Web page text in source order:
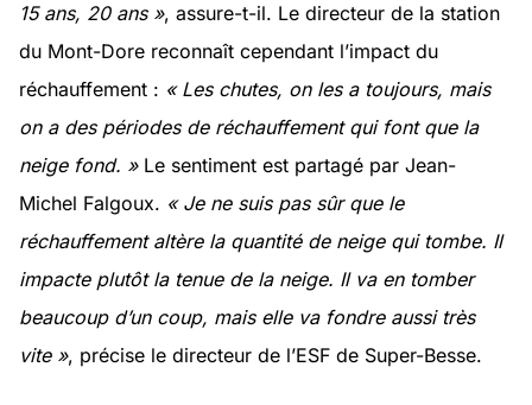
15 ans, 20 ans », assure-t-il. Le directeur de la station
du Mont-Dore reconnaît cependant l’impact du
réchauffement : « Les chutes, on les a toujours, mais
on a des périodes de réchauffement qui font que la
neige fond. »Le sentiment est partagé par Jean-
Michel Falgoux. « Je ne suis pas sûr que le
réchauffement altère la quantité de neige qui tombe. Il
impacte plutôt la tenue de la neige. Il va en tomber
beaucoup d’un coup, mais elle va fondre aussi très
vite », précise le directeur de l’ESF de Super-Besse.